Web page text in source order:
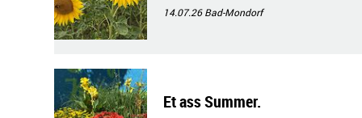
14.07.26Bad-Mondorf
Et ass Summer.